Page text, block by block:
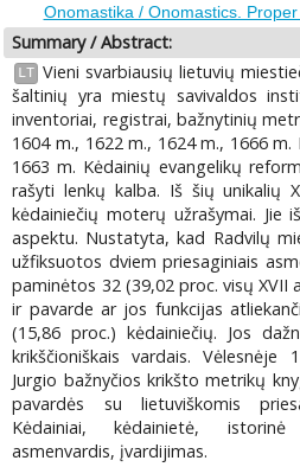
Onomastika / Onomastics. Proper
Summary / Abstract:
LT Vieni svarbiausių lietuvių
šaltinių yra miestų savivaldos
inventoriai, registrai, bažnytinių
1604 m., 1622 m., 1624 m., 1666
1663 m. Kėdainių evangelikų
rašyti lenkų kalba. Iš šių unikalių
kėdainiečių moterų užrašymai. Jie
aspektu. Nustatyta, kad Radvilų
užfiksuotos dviem priesaginiais
paminėtos 32 (39,02 proc. visų XVII
ir pavarde ar jos funkcijas
(15,86 proc.) kėdainiečių. Jos
krikščioniškais vardais. Vėlesnėje
Jurgio bažnyčios krikšto metrikų
pavardės su lietuviškomis
Kėdainiai, kėdainietė,
asmenvardis, įvardijimas.